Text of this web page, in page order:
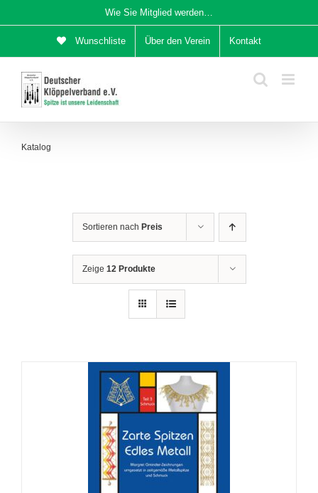
Inhalt
Wie Sie Mitglied werden…
Wunschliste Über den Verein Kontakt
Katalog
Sortieren nach Preis
Zeige 12 Produkte